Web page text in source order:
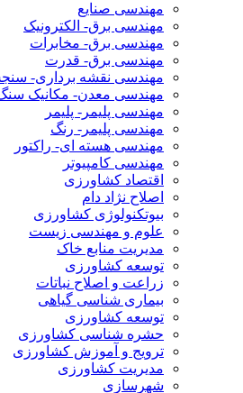
مهندسی صنایع
مهندسی برق- الکترونیک
مهندسی برق- مخابرات
مهندسی برق- قدرت
مهندسی نقشه برداری-
مهندسی معدن- مکانیک
مهندسی پلیمر- پلیمر
مهندسی پلیمر- رنگ
مهندسی هسته ای- راکتور
مهندسی کامپیوتر
اقتصاد کشاورزی
اصلاح نژاد دام
بیوتکنولوژی کشاورزی
علوم و مهندسی زیست
مدیریت منابع خاک
توسعه کشاورزی
زراعت و اصلاح نباتات
بیماری شناسی گیاهی
توسعه کشاورزی
حشره شناسی کشاورزی
ترویج و آموزش کشاورزی
مدیریت کشاورزی
شهرسازی